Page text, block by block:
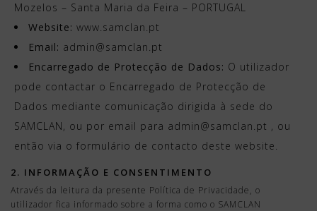
Mozelos – Santa Maria da Feira – PORTUGAL
Website: www.samclan.pt
Email: admin@samclan.pt
Encarregado de Protecção de Dados: O utilizador
pode contactar o Encarregado de Protecção de
Dados mediante comunicação dirigida à sede do
SAMCLAN, ou por email para admin@samclan.pt , ou
então via o formulário de contacto deste website.
2. INFORMAÇÃO E CONSENTIMENTO
Através da leitura da presente Política de Privacidade, o
utilizador fica informado sobre a forma como o SAMCLAN